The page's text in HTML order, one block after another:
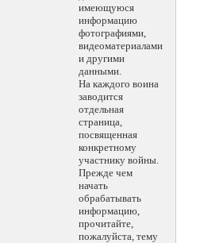
имеющуюся
информацию
фотографиями,
видеоматериалами
и другими
данными.
На каждого воина
заводится
отдельная
страница,
посвященная
конкретному
участнику войны.
Прежде чем
начать
обрабатывать
информацию,
прочитайте,
пожалуйста, тему